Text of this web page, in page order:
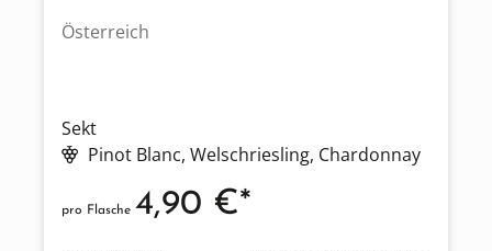
Österreich
Sekt
Pinot Blanc, Welschriesling, Chardonnay
pro Flasche 4,90 €*